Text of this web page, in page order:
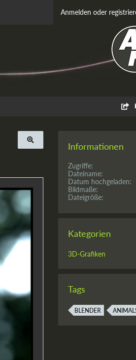
Anmelden oder
Informationen
Zugriffe
Dateiname
Datum hochgeladen
Bildmaße
Dateigröße
Kategorien
3D-Grafiken
Tags
BLENDER